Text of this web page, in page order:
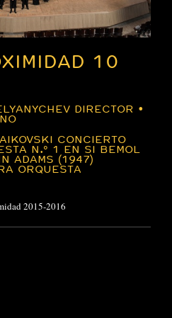
10
DIRECTOR •
CONCIERTO
N.º 1 EN SI BEMOL
ADAMS (1947)
ORQUESTA
2015-2016